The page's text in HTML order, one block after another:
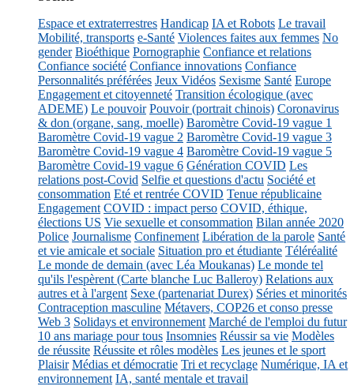
Espace et extraterrestres Handicap IA et Robots Le travail
Mobilité, transports e-Santé Violences faites aux femmes No
gender Bioéthique Pornographie Confiance et relations
Confiance société Confiance innovations Confiance
Personnalités préférées Jeux Vidéos Sexisme Santé Europe
Engagement et citoyenneté Transition écologique (avec
ADEME) Le pouvoir Pouvoir (portrait chinois) Coronavirus
& don (organe, sang, moelle) Baromètre Covid-19 vague 1
Baromètre Covid-19 vague 2 Baromètre Covid-19 vague 3
Baromètre Covid-19 vague 4 Baromètre Covid-19 vague 5
Baromètre Covid-19 vague 6 Génération COVID Les
relations post-Covid Selfie et questions d'actu Société et
consommation Eté et rentrée COVID Tenue républicaine
Engagement COVID : impact perso COVID, éthique,
élections US Vie sexuelle et consommation Bilan année 2020
Police Journalisme Confinement Libération de la parole Santé
et vie amicale et sociale Situation pro et étudiante Téléréalité
Le monde de demain (avec Léa Moukanas) Le monde tel
qu'ils l'espèrent (Carte blanche Luc Balleroy) Relations aux
autres et à l'argent Sexe (partenariat Durex) Séries et minorités
Contraception masculine Métavers, COP26 et conso presse
Web 3 Solidays et environnement Marché de l'emploi du futur
10 ans mariage pour tous Insomnies Réussir sa vie Modèles
de réussite Réussite et rôles modèles Les jeunes et le sport
Plaisir Médias et démocratie Tri et recyclage Numérique, IA et
environnement IA, santé mentale et travail